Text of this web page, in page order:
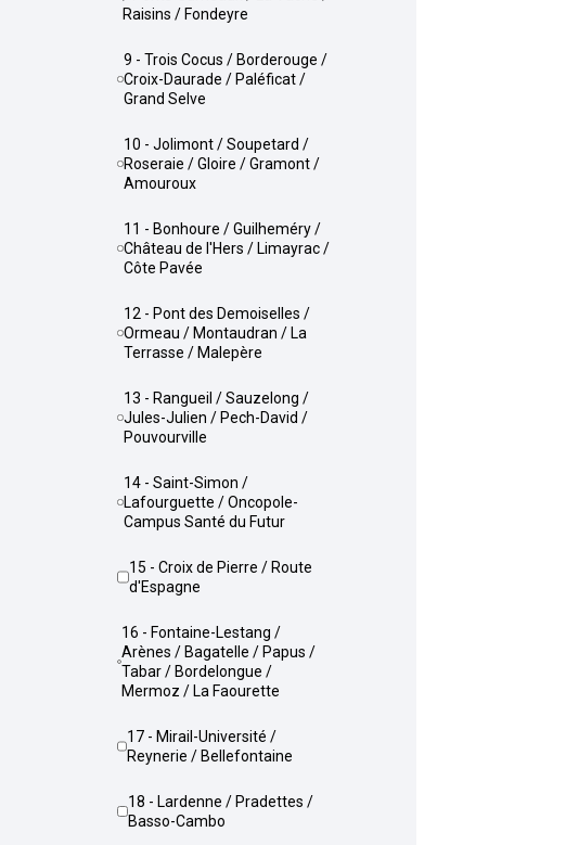
Raisins / Fondeyre
9 - Trois Cocus / Borderouge /
Croix-Daurade / Paléficat /
Grand Selve
10 - Jolimont / Soupetard /
Roseraie / Gloire / Gramont /
Amouroux
11 - Bonhoure / Guilheméry /
Château de l'Hers / Limayrac /
Côte Pavée
12 - Pont des Demoiselles /
Ormeau / Montaudran / La
Terrasse / Malepère
13 - Rangueil / Sauzelong /
Jules-Julien / Pech-David /
Pouvourville
14 - Saint-Simon /
Lafourguette / Oncopole-
Campus Santé du Futur
15 - Croix de Pierre / Route
d'Espagne
16 - Fontaine-Lestang /
Arènes / Bagatelle / Papus /
Tabar / Bordelongue /
Mermoz / La Faourette
17 - Mirail-Université /
Reynerie / Bellefontaine
18 - Lardenne / Pradettes /
Basso-Cambo